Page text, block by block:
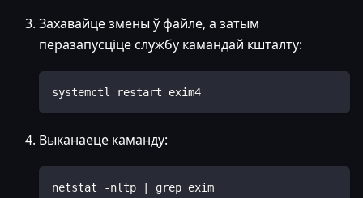
Захавайце змены ў файле, а затым
перазапусціце службу камандай кшталту:
systemctl restart exim4
Выканаеце каманду:
netstat -nltp | grep exim